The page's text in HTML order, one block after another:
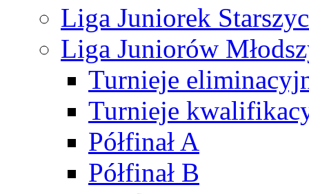
Liga Juniorek
Liga Juniorów
Turnieje
Turnieje
Półfinał A
Półfinał B